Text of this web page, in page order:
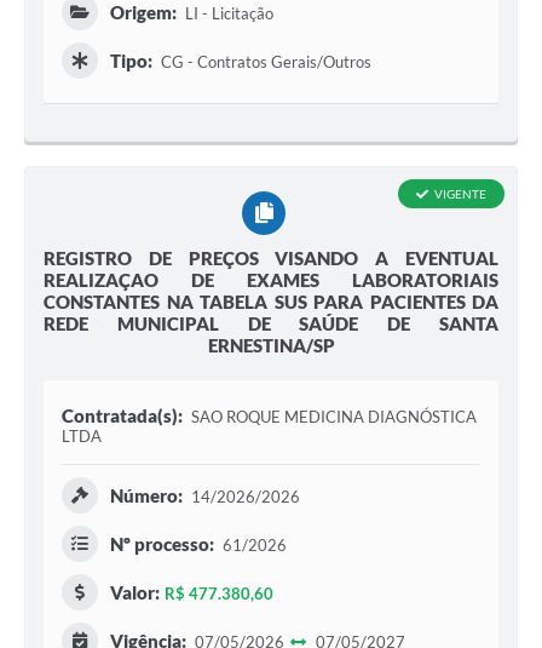
Origem: LI - Licitação
Tipo: CG - Contratos Gerais/Outros
REGISTRO DE PREÇOS VISANDO A EVENTUAL
REALIZAÇAO DE EXAMES LABORATORIAIS
CONSTANTES NA TABELA SUS PARA PACIENTES DA
REDE MUNICIPAL DE SAÚDE DE SANTA
ERNESTINA/SP
VIGENTE
Contratada(s): SAO ROQUE MEDICINA DIAGNÓSTICA
LTDA
Número: 14/2026/2026
Nº processo: 61/2026
Valor: R$ 477.380,60
Vigência: 07/05/2026 07/05/2027